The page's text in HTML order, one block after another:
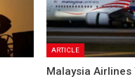
ARTICLE
Malaysia Airlines